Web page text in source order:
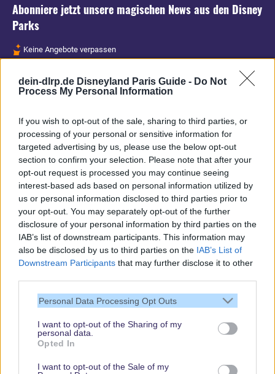
dein-dlrp.de Disneyland Paris Guide - Do Not
Process My Personal Information
If you wish to opt-out of the sale, sharing to third parties, or
processing of your personal or sensitive information for
targeted advertising by us, please use the below opt-out
section to confirm your selection. Please note that after your
opt-out request is processed you may continue seeing
interest-based ads based on personal information utilized by
us or personal information disclosed to third parties prior to
your opt-out. You may separately opt-out of the further
disclosure of your personal information by third parties on the
IAB’s list of downstream participants. This information may
also be disclosed by us to third parties on the IAB’s List of
Downstream Participants that may further disclose it to other
Personal Data Processing Opt Outs
I want to opt-out of the Sharing of my
personal data.
Opted In
I want to opt-out of the Sale of my
Abonniere jetzt unsere magischen News aus den Disney
Parks
Keine Angebote verpassen
Spannende Lesetipps
Vielen Dank,
dass Du unsere
Seite liest.
Schau regelmäßig